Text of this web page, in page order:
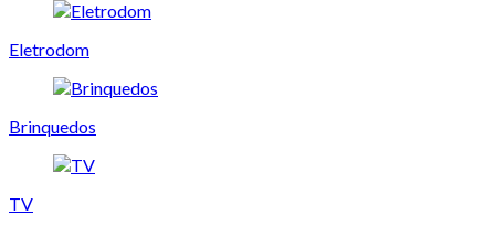
Eletrodom
Brinquedos
TV